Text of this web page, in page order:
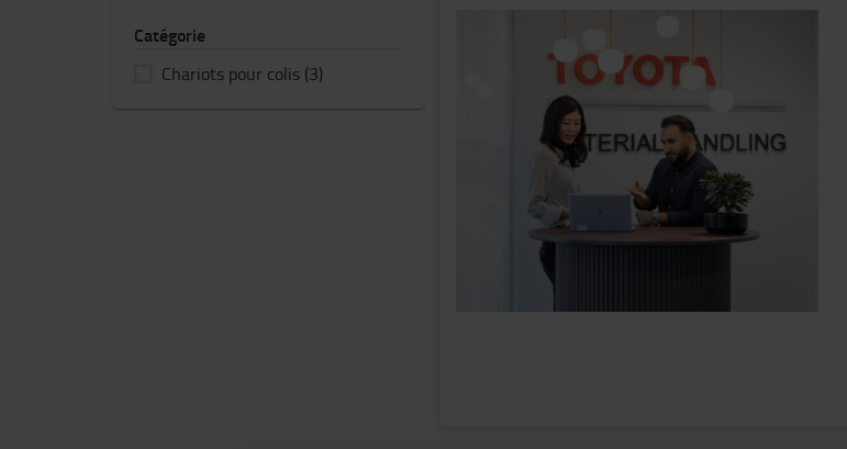
Catégorie
Chariots pour colis (3)